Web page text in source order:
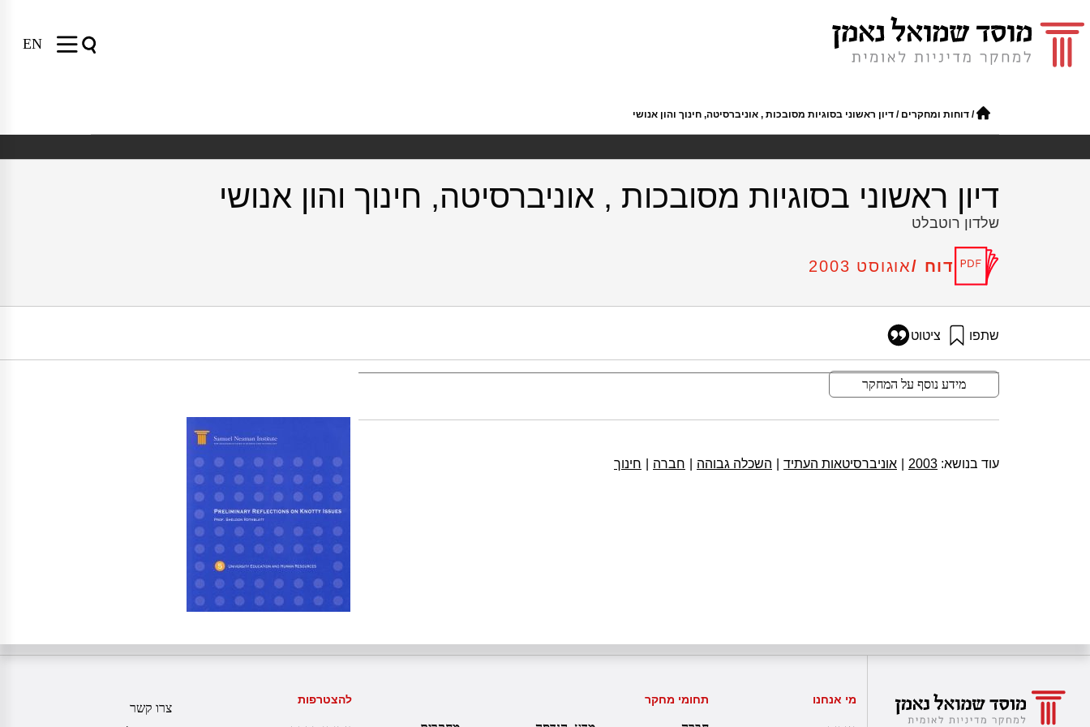
EN
/ דוחות ומחקרים / דיון ראשוני בסוגיות מסובכות , אוניברסיטה, חינוך והון אנושי
דיון ראשוני בסוגיות מסובכות , אוניברסיטה, חינוך והון אנושי
שלדון רוטבלט
דוח /אוגוסט 2003
שתפו ציטוט
מידע נוסף על המחקר
עוד בנושא: 2003 אוניברסיטאות העתיד השכלה גבוהה חברה חינוך
מי אנחנו תחומי מחקר להצטרפות
צרו קשר